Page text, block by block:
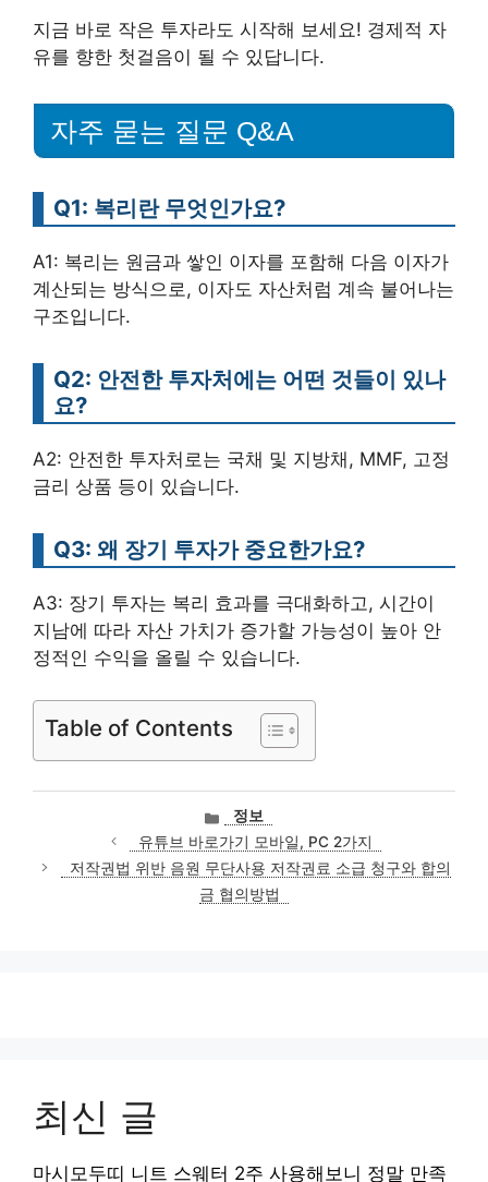
지금 바로 작은 투자라도 시작해 보세요! 경제적 자
유를 향한 첫걸음이 될 수 있답니다.
자주 묻는 질문 Q&A
Q1: 복리란 무엇인가요?
A1: 복리는 원금과 쌓인 이자를 포함해 다음 이자가
계산되는 방식으로, 이자도 자산처럼 계속 불어나는
구조입니다.
Q2: 안전한 투자처에는 어떤 것들이 있나
요?
A2: 안전한 투자처로는 국채 및 지방채, MMF, 고정
금리 상품 등이 있습니다.
Q3: 왜 장기 투자가 중요한가요?
A3: 장기 투자는 복리 효과를 극대화하고, 시간이
지남에 따라 자산 가치가 증가할 가능성이 높아 안
정적인 수익을 올릴 수 있습니다.
Table of Contents
카
테
고
리
정보
유튜브 바로가기 모바일, PC 2가지
저작권법 위반 음원 무단사용 저작권료 소급 청구와 합의
금 협의방법
최신 글
마시모두띠 니트 스웨터 2주 사용해보니 정말 만족